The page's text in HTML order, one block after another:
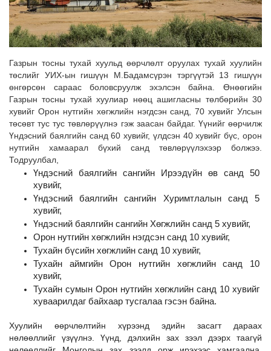
Газрын тосны тухай хуульд өөрчлөлт оруулах тухай хуулийн
төслийг УИХ-ын гишүүн М.Бадамсүрэн тэргүүтэй 13 гишүүн
өнгөрсөн сараас боловсруулж эхэлсэн байна. Өнөөгийн
Газрын тосны тухай хуулиар нөөц ашигласны төлбөрийн 30
хувийг Орон нутгийн хөгжлийн нэгдсэн санд, 70 хувийг Улсын
төсөвт тус тус төвлөрүүлнэ гэж заасан байдаг. Үүнийг өөрчилж
Үндэсний баялгийн санд 60 хувийг, үлдсэн 40 хувийг бүс, орон
нутгийн хамаарал бүхий санд төвлөрүүлэхээр болжээ.
Тодруулбал,
Үндэсний баялгийн сангийн Ирээдүйн өв санд 50
хувийг,
Үндэсний баялгийн сангийн Хуримтлалын санд 5
хувийг,
Үндэсний баялгийн сангийн Хөгжлийн санд 5 хувийг,
Орон нутгийн хөгжлийн нэгдсэн санд 10 хувийг,
Тухайн бүсийн хөгжлийн санд 10 хувийг,
Тухайн аймгийн Орон нутгийн хөгжлийн санд 10
хувийг,
Тухайн сумын Орон нутгийн хөгжлийн санд 10 хувийг
хуваарилдаг байхаар тусгалаа гэсэн байна.
Хуулийн өөрчлөлтийн хүрээнд эдийн засагт дараах
нөлөөллийг үзүүлнэ. Үүнд, дэлхийн зах зээл дээрх таагүй